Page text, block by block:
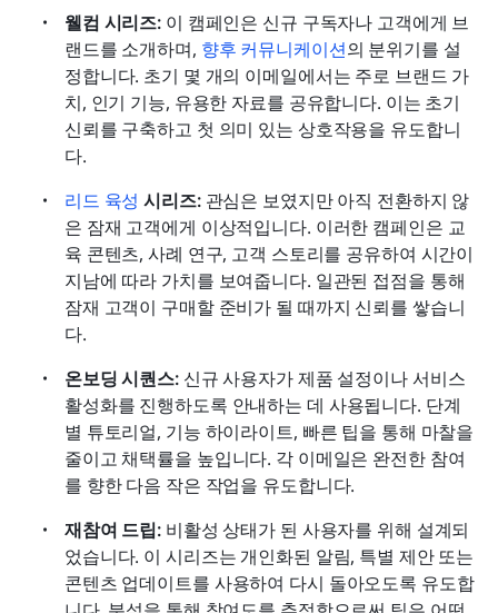
웰컴 시리즈: 이 캠페인은 신규 구독자나 고객에게 브
랜드를 소개하며, 향후 커뮤니케이션의 분위기를 설
정합니다. 초기 몇 개의 이메일에서는 주로 브랜드 가
치, 인기 기능, 유용한 자료를 공유합니다. 이는 초기
신뢰를 구축하고 첫 의미 있는 상호작용을 유도합니
다.
리드 육성 시리즈: 관심은 보였지만 아직 전환하지 않
은 잠재 고객에게 이상적입니다. 이러한 캠페인은 교
육 콘텐츠, 사례 연구, 고객 스토리를 공유하여 시간이
지남에 따라 가치를 보여줍니다. 일관된 접점을 통해
잠재 고객이 구매할 준비가 될 때까지 신뢰를 쌓습니
다.
온보딩 시퀀스: 신규 사용자가 제품 설정이나 서비스
활성화를 진행하도록 안내하는 데 사용됩니다. 단계
별 튜토리얼, 기능 하이라이트, 빠른 팁을 통해 마찰을
줄이고 채택률을 높입니다. 각 이메일은 완전한 참여
를 향한 다음 작은 작업을 유도합니다.
재참여 드립: 비활성 상태가 된 사용자를 위해 설계되
었습니다. 이 시리즈는 개인화된 알림, 특별 제안 또는
콘텐츠 업데이트를 사용하여 다시 돌아오도록 유도합